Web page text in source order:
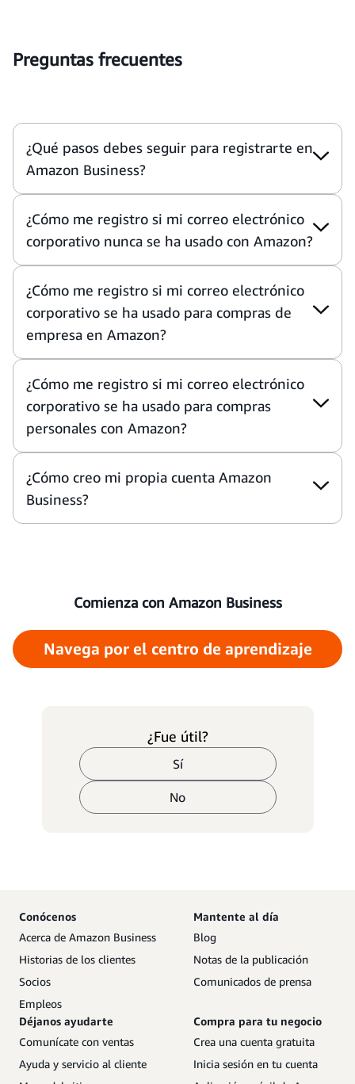
Preguntas frecuentes
¿Qué pasos debes seguir para registrarte en
Amazon Business?
¿Cómo me registro si mi correo electrónico
corporativo nunca se ha usado con Amazon?
¿Cómo me registro si mi correo electrónico
corporativo se ha usado para compras de
empresa en Amazon?
¿Cómo me registro si mi correo electrónico
corporativo se ha usado para compras
personales con Amazon?
¿Cómo creo mi propia cuenta Amazon
Business?
Comienza con Amazon Business
Navega por el centro de aprendizaje
¿Fue útil?
Sí
No
Conócenos
Acerca de Amazon Business
Historias de los clientes
Socios
Empleos
Mantente al día
Blog
Notas de la publicación
Comunicados de prensa
Déjanos ayudarte
Comunícate con ventas
Ayuda y servicio al cliente
Compra para tu negocio
Crea una cuenta gratuita
Inicia sesión en tu cuenta